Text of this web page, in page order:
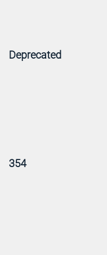
Deprecated
354